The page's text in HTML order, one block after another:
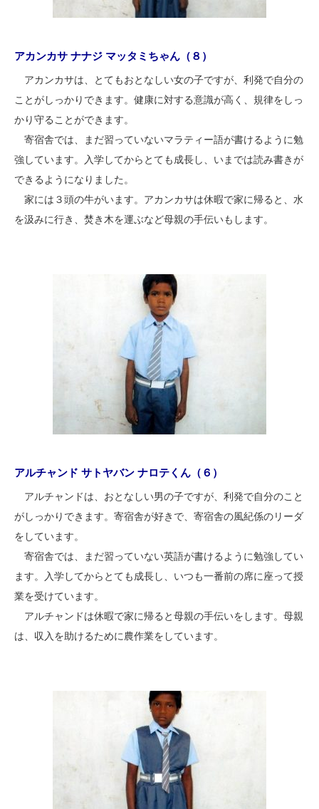
アカンカサ ナナジ マッタミちゃん（８）
アカンカサは、とてもおとなしい女の子ですが、利発で自分の
ことがしっかりできます。健康に対する意識が高く、規律をしっ
かり守ることができます。
寄宿舎では、まだ習っていないマラティー語が書けるように勉
強しています。入学してからとても成長し、いまでは読み書きが
できるようになりました。
家には３頭の牛がいます。アカンカサは休暇で家に帰ると、水
を汲みに行き、焚き木を運ぶなど母親の手伝いもします。
アルチャンド サトヤバン ナロテくん（６）
アルチャンドは、おとなしい男の子ですが、利発で自分のこと
がしっかりできます。寄宿舎が好きで、寄宿舎の風紀係のリーダ
をしています。
寄宿舎では、まだ習っていない英語が書けるように勉強してい
ます。入学してからとても成長し、いつも一番前の席に座って授
業を受けています。
アルチャンドは休暇で家に帰ると母親の手伝いをします。母親
は、収入を助けるために農作業をしています。